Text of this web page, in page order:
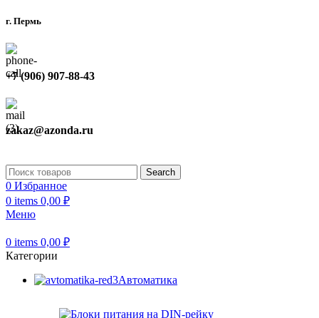
г. Пермь
+7 (906) 907-88-43
zakaz@azonda.ru
Search
0 Избранное
0 items 0,00 ₽
Меню
0 items 0,00 ₽
Категории
Автоматика